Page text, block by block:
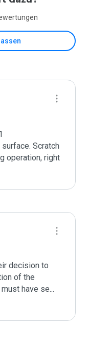
Scratch
operation, right
decision to
of the
have se...